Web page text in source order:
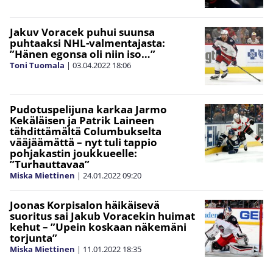
Jakuv Voracek puhui suunsa
puhtaaksi NHL-valmentajasta:
”Hänen egonsa oli niin iso…”
Toni Tuomala | 03.04.2022 18:06
Pudotuspelijuna karkaa Jarmo
Kekäläisen ja Patrik Laineen
tähdittämältä Columbukselta
vääjäämättä – nyt tuli tappio
pohjakastin joukkueelle:
”Turhauttavaa”
Miska Miettinen | 24.01.202209:20
Joonas Korpisalon häikäisevä
suoritus sai Jakub Voracekin huimat
kehut – ”Upein koskaan näkemäni
torjunta”
Miska Miettinen | 11.01.2022 18:35